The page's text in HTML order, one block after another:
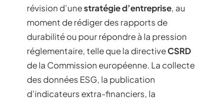
révision d’unestratégie d’entreprise, au
moment de rédiger des rapports de
durabilité ou pour répondre à la pression
réglementaire, telle que la directiveCSRD
de la Commission européenne. La collecte
des données ESG, la publication
d’indicateurs extra-financiers, la